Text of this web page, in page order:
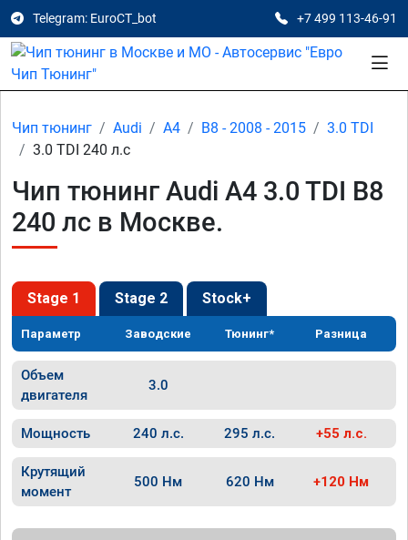
Telegram: EuroCT_bot +7 499 113-46-91
Чип тюнинг Audi A4 B8 - 2008 - 2015
3.0 TDI
3.0 TDI 240 л.с
Чип тюнинг Audi A4 3.0 TDI B8
240 лс в Москве.
Stage 1 Stage 2 Stock+
Параметр Заводские Тюнинг* Разница
Объем
двигателя
3.0
Мощность 240 л.с. 295 л.с. +55 л.с.
Крутящий
момент
500 Нм 620 Нм +120 Нм